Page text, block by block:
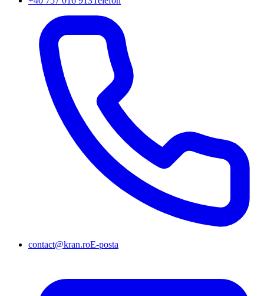
contact@kran.roE-posta